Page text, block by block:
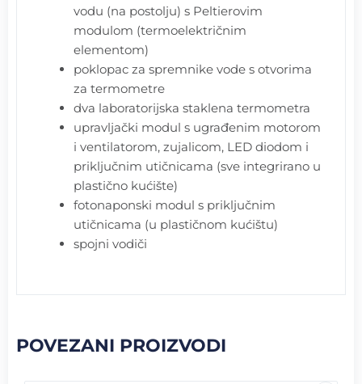
vodu (na postolju) s Peltierovim
modulom (termoelektričnim
elementom)
poklopac za spremnike vode s otvorima
za termometre
dva laboratorijska staklena termometra
upravljački modul s ugrađenim motorom
i ventilatorom, zujalicom, LED diodom i
priključnim utičnicama (sve integrirano u
plastično kućište)
fotonaponski modul s priključnim
utičnicama (u plastičnom kućištu)
spojni vodiči
POVEZANI PROIZVODI